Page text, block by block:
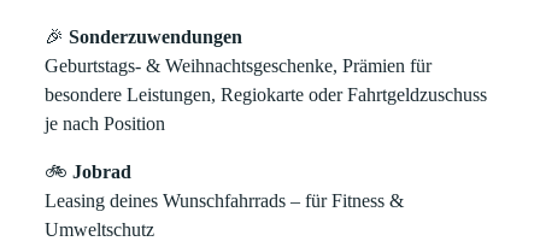
🎉 Sonderzuwendungen
Geburtstags- & Weihnachtsgeschenke, Prämien für
besondere Leistungen, Regiokarte oder Fahrtgeldzuschuss
je nach Position
🚲 Jobrad
Leasing deines Wunschfahrrads – für Fitness &
Umweltschutz